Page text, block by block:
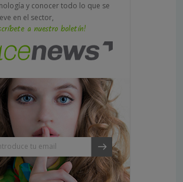
y conocer todo lo que se
en el sector,
a nuestro boletín!